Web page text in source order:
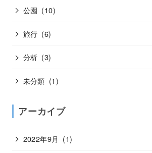
公園 (10)
旅行 (6)
分析 (3)
未分類 (1)
アーカイブ
2022年9月 (1)